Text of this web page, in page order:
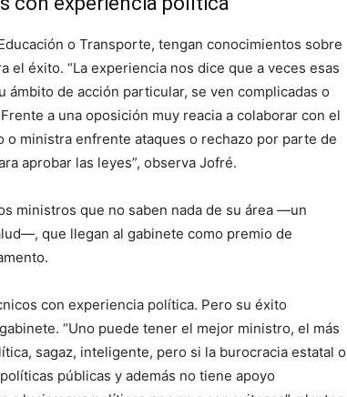
o Transporte, tengan conocimientos sobre
el éxito. “La experiencia nos dice que a veces esas
de acción particular, se ven complicadas o
a una oposición muy reacia a colaborar con el
ministra enfrente ataques o rechazo por parte de
aprobar las leyes”, observa Jofré.
ministros que no saben nada de su área ―un
que llegan al gabinete como premio de
con experiencia política. Pero su éxito
“Uno puede tener el mejor ministro, el más
sagaz, inteligente, pero si la burocracia estatal o
públicas y además no tiene apoyo